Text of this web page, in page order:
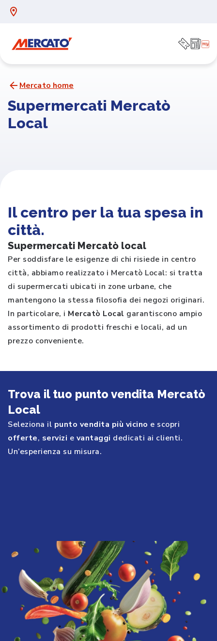
Mercato home
Supermercati Mercatò
Local
Il centro per la tua spesa in
città.
Supermercati Mercatò local
Per soddisfare le esigenze di chi risiede in centro
città, abbiamo realizzato i Mercatò Local: si tratta
di supermercati ubicati in zone urbane, che
mantengono la stessa filosofia dei negozi originari.
In particolare, i Mercatò Local garantiscono ampio
assortimento di prodotti freschi e locali, ad un
prezzo conveniente.
Trova il tuo punto vendita Mercatò
Local
Seleziona il punto vendita più vicino e scopri
offerte, servizi e vantaggi dedicati ai clienti.
Un’esperienza su misura.